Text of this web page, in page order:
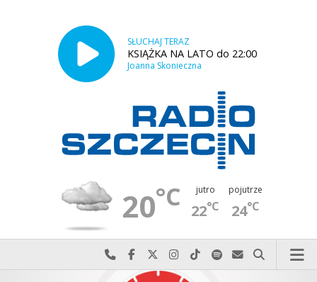
SŁUCHAJ TERAZ
KSIĄŻKA NA LATO do 22:00
Joanna Skonieczna
20°C jutro
22°C
pojutrze
24°C
Najlepiej po prostu do nas zadzwoń
Odwiedź nas na Facebook-u
Odwiedź nas na X
Odwiedź nas na Instagram-ie
Odwiedź nas na TikTok-u
Szukaj nas na Spotify
Wyślij do nas
Szukaj